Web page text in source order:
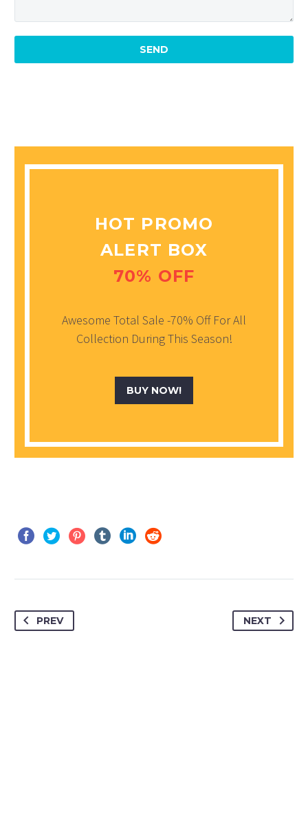
HOT PROMO
ALERT BOX
70% OFF
Awesome Total Sale -70% Off For All
Collection During This Season!
BUY NOW!
PREV NEXT